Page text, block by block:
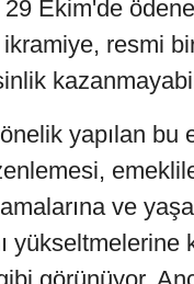
Ekim'de
resmi
yapılan bu
ve
yükseltmelerine